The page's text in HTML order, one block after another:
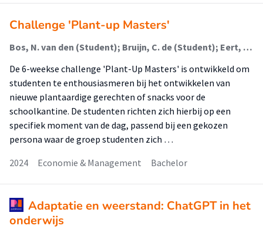
Challenge 'Plant-up Masters'
Bos, N. van den (Student); Bruijn, C. de (Student); Eert, M. van (Student); Maastricht, I. van (Student); Zuidberg, A.F.
De 6-weekse challenge 'Plant-Up Masters' is ontwikkeld om
studenten te enthousiasmeren bij het ontwikkelen van
nieuwe plantaardige gerechten of snacks voor de
schoolkantine. De studenten richten zich hierbij op een
specifiek moment van de dag, passend bij een gekozen
persona waar de groep studenten zich …
2024
Economie & Management Bachelor
Adaptatie en weerstand: ChatGPT in het
onderwijs